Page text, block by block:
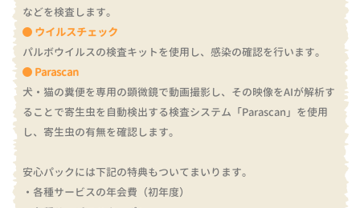
などを検査します。
ウイルスチェック
パルボウイルスの検査キットを使用し、感染の確認を行います。
Parascan
犬・猫の糞便を専用の顕微鏡で動画撮影し、その映像をAIが解析す
ることで寄生虫を自動検出する検査システム「Parascan」を使用
し、寄生虫の有無を確認します。
安心パックには下記の特典もついてまいります。
・各種サービスの年会費（初年度）